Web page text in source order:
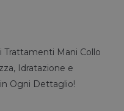
Trattamenti Mani Collo
Idratazione e
Ogni Dettaglio!